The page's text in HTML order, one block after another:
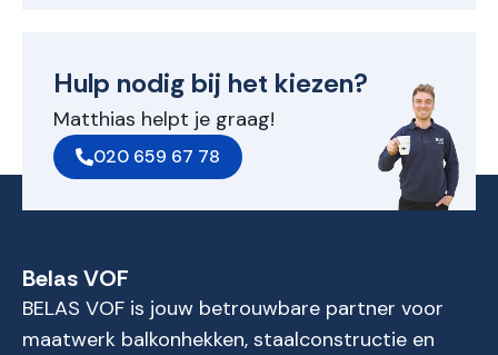
Hulp nodig bij het kiezen?
Matthias helpt je graag!
020 659 67 78
Belas VOF
BELAS VOF is jouw betrouwbare partner voor
maatwerk balkonhekken, staalconstructie en